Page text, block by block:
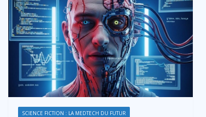
SCIENCE FICTION : LA MEDTECH DU FUTUR